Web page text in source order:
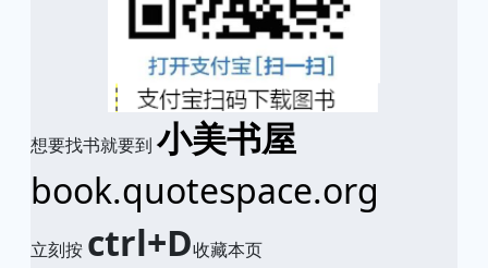
想要找书就要到 小美书屋
book.quotespace.org
立刻按 ctrl+D收藏本页